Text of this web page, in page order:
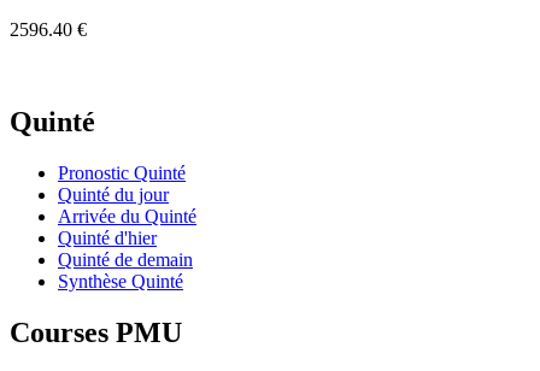
2596.40 €
Quinté
Pronostic Quinté
Quinté du jour
Arrivée du Quinté
Quinté d'hier
Quinté de demain
Synthèse Quinté
Courses PMU